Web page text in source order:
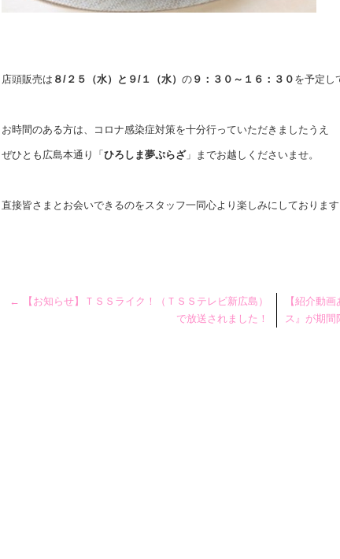
店頭販売は ８/２５（水）と９/１（水） の ９：３０～１６：３０ を予定し
お時間のある方は、コロナ感染症対策を十分行っていただきましたうえ
ぜひとも広島本通り「ひろしま夢ぷらざ」までお越しくださいませ。
直接皆さまとお会いできるのをスタッフ一同心より楽しみにしております
←
【お知らせ】ＴＳＳライク！（ＴＳＳテレビ新広島）
で放送されました！
【紹介動
ス』が期間